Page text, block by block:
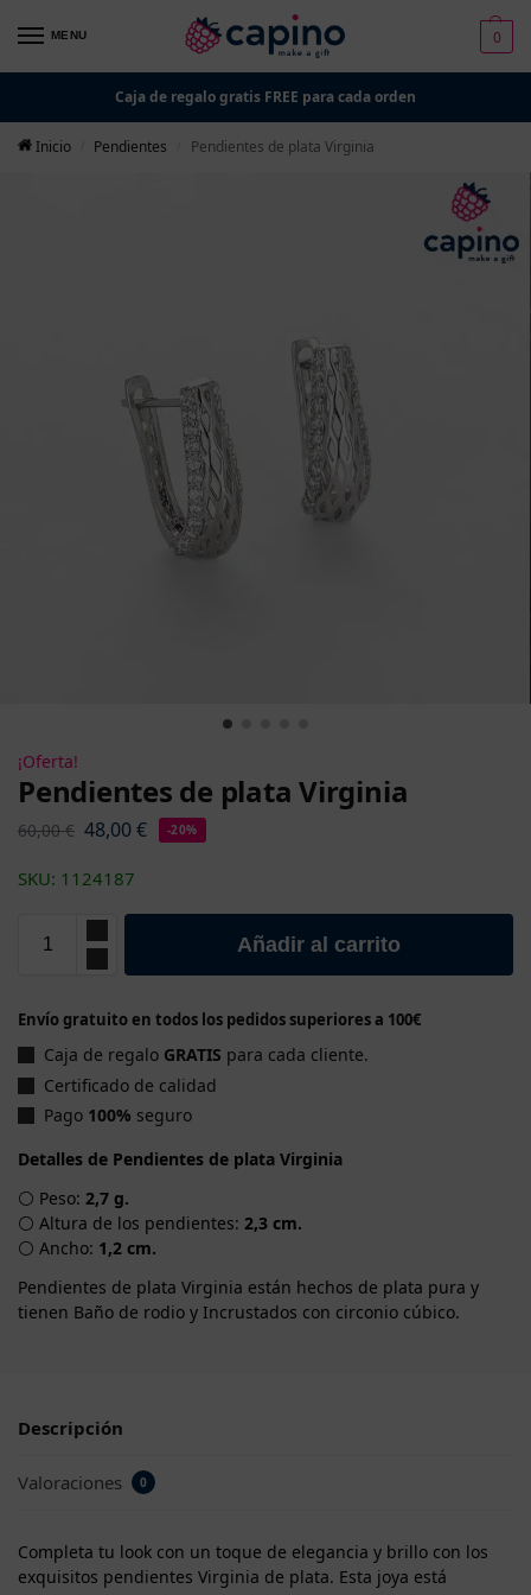
MENU 0
Caja de regalo gratis FREE para cada orden
Inicio Pendientes Pendientes de plata Virginia
¡Oferta!
Pendientes de plata Virginia
60,00€ 48,00€ -20%
SKU: 1124187
Añadir al carrito
Envío gratuito en todos los pedidos superiores a 100€
Caja de regalo GRATIS para cada cliente.
Certificado de calidad
Pago 100% seguro
Detalles de Pendientes de plata Virginia
⚪ Peso: 2,7 g.
⚪ Altura de los pendientes: 2,3 cm.
⚪ Ancho: 1,2 cm.
Pendientes de plata Virginia están hechos de plata pura y
tienen Baño de rodio y Incrustados con circonio cúbico.
Descripción
Valoraciones 0
Completa tu look con un toque de elegancia y brillo con los
exquisitos pendientes Virginia de plata. Esta joya está